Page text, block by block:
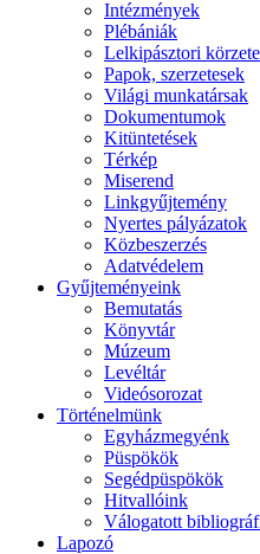
Intézmények
Plébániák
Lelkipásztori
Papok, szerzetesek
Világi munkatársak
Dokumentumok
Kitüntetések
Térkép
Miserend
Linkgyűjtemény
Nyertes pályázatok
Közbeszerzés
Adatvédelem
Gyűjteményeink
Bemutatás
Könyvtár
Múzeum
Levéltár
Videósorozat
Történelmünk
Egyházmegyénk
Püspökök
Segédpüspökök
Hitvallóink
Válogatott
Lapozó